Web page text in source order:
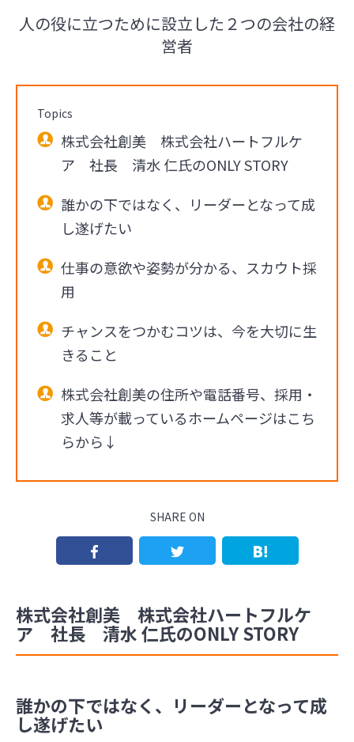
人の役に立つために設立した２つの会社の経
営者
Topics
株式会社創美 株式会社ハートフルケ
ア 社長 清水 仁氏のONLY STORY
誰かの下ではなく、リーダーとなって成
し遂げたい
仕事の意欲や姿勢が分かる、スカウト採
用
チャンスをつかむコツは、今を大切に生
きること
株式会社創美の住所や電話番号、採用・
求人等が載っているホームページはこち
らから↓
SHARE ON
株式会社創美 株式会社ハートフルケ
ア 社長 清水 仁氏のONLY STORY
誰かの下ではなく、リーダーとなって成
し遂げたい